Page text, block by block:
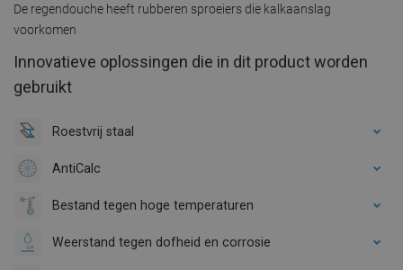
De regendouche heeft rubberen sproeiers die kalkaanslag
voorkomen
Innovatieve oplossingen die in dit product worden
gebruikt
Roestvrij staal
AntiCalc
Bestand tegen hoge temperaturen
Weerstand tegen dofheid en corrosie